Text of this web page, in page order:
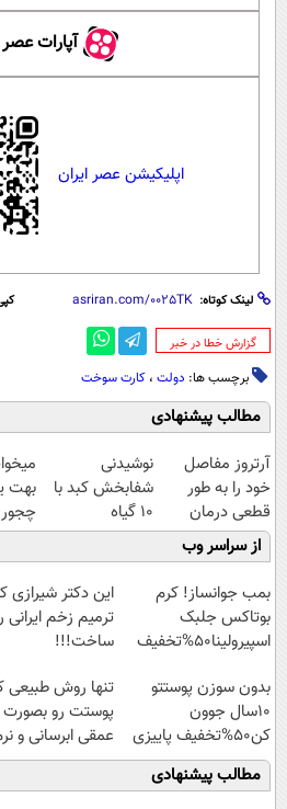
آپارات عصر
اپلیکیشن عصر ایران
لینک کوتاه:
‌گزارش خطا در خبر
برچسب ها: دولت ، کارت سوخت
مطالب پیشنهادی
آرتروز مفاصل
خود را به طور
قطعی درمان
کنید!
◗پرسش‌نامه◖
نوشیدنی
شفابخش کبد با
10 گیاه
موثر(تخفیف تا
امشب)
بهت
مجانیه
از سراسر وب
بمب جوانساز! کرم
بوتاکس جلبک
اسپیرولینا50%تخفیف
این دکتر شیرازی
ترمیم زخم ایرانی
ساخت!!!
بدون سوزن پوستتو
10سال جوون
کن50%تخفیف پاییزی
تنها روش طبیعی
پوستت رو بصورت
عمقی ابرسانی و
میکنه
مطالب پیشنهادی